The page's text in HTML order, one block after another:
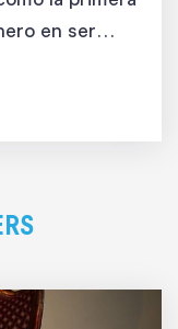
en ser
los Premios